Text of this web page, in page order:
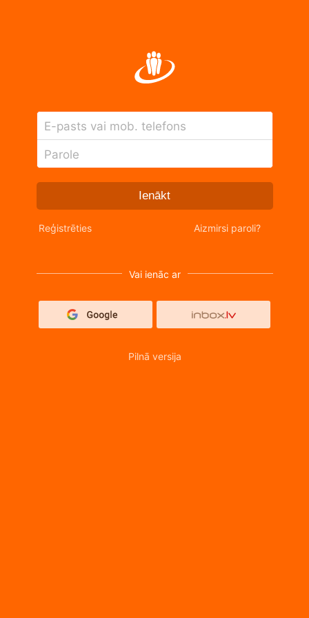
E-pasts vai mob. telefons
Parole
Ienākt
Reģistrēties Aizmirsi paroli?
Vai ienāc ar
Pilnā versija